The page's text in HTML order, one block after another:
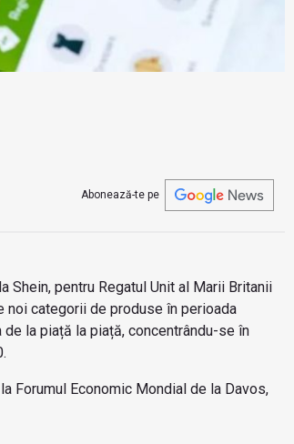
Abonează-te pe
Shein, pentru Regatul Unit al Marii Britanii
noi categorii de produse în perioada
la piață la piață, concentrându-se în
Forumul Economic Mondial de la Davos,